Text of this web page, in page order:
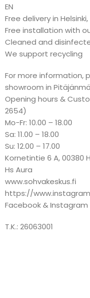
EN
Free delivery in
Free installation with
Cleaned and
We support recycling
For more information,
showroom in
Opening hours &
2654)
Mo-Fr: 10.00 – 18.00
Sa: 11.00 – 18.00
Su: 12.00 – 17.00
Kornetintie 6 A, 00380
Hs Aura
www.sohvakeskus.fi
https://
Facebook & Instagram
T.K.: 26063001